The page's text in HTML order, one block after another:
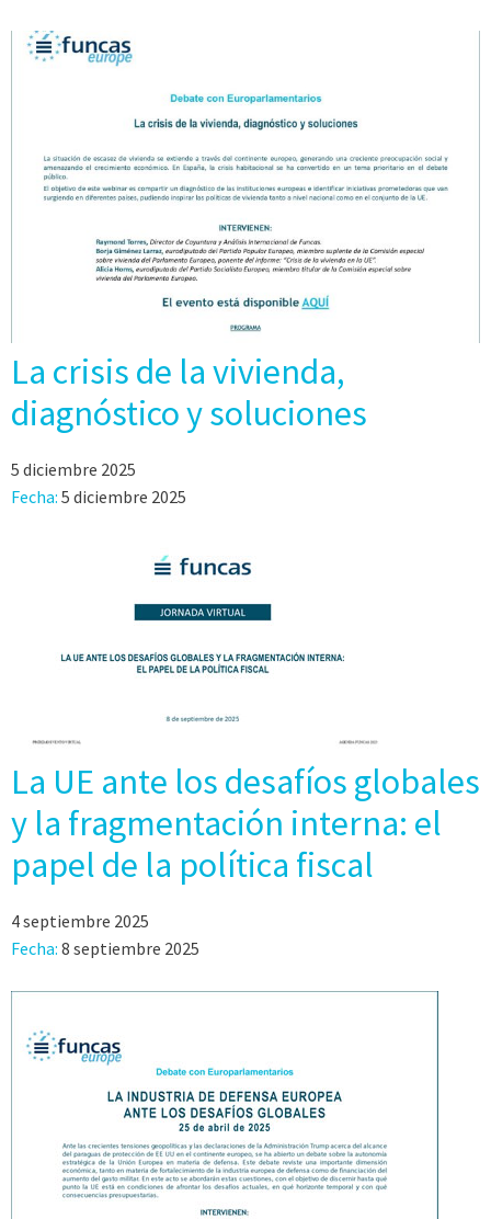
La crisis de la vivienda,
diagnóstico y soluciones
5 diciembre 2025
Fecha: 5 diciembre 2025
La UE ante los desafíos globales
y la fragmentación interna: el
papel de la política fiscal
4 septiembre 2025
Fecha: 8 septiembre 2025